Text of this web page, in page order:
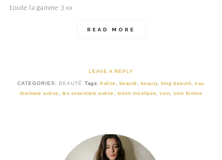
toute la gamme :) xx
READ MORE
LEAVE A REPLY
CATEGORIES: BEAUTÉ Tags:Avène beauté beauty, blog beauté ,eau
thermale avène
les essentiels avène lotion micellaire ,soin ,soin femme